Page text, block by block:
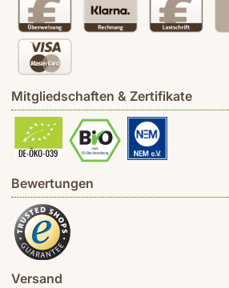
Mitgliedschaften & Zertifikate
Bewertungen
Versand